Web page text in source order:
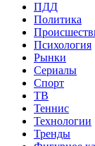
ПДД
Политика
Психология
Рынки
Сериалы
Спорт
ТВ
Теннис
Технологии
Тренды